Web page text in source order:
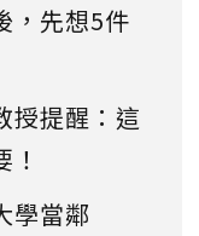
，先想5件
授提醒：這
學當鄰